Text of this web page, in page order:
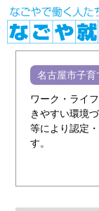
名古屋市子育
ワーク・ライ
きやすい環境
等により認定
す。